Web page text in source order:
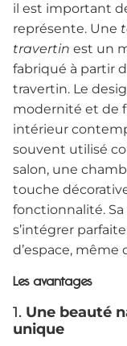
il est important
représente. Une
travertin est un
fabriqué à partir
travertin. Le
modernité et de
intérieur
souvent utilisé
salon, une
touche
fonctionnalité.
s’intégrer
d’espace, même
Les avantages
1. Une beauté
unique